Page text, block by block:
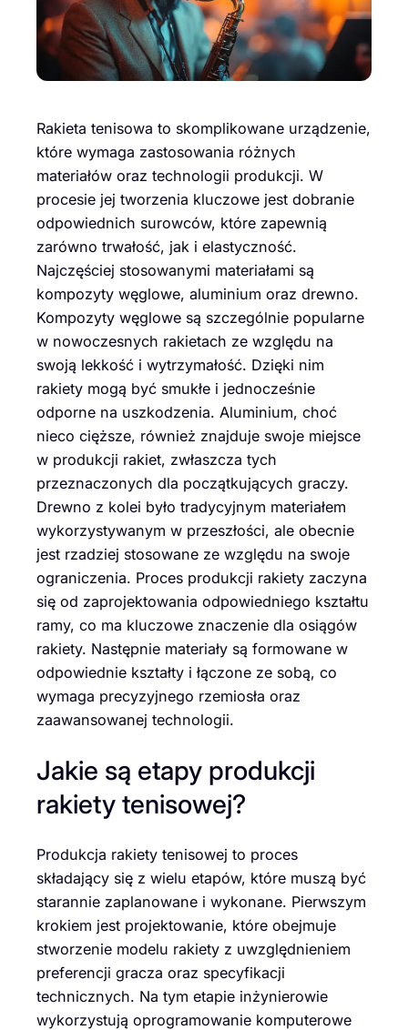
Rakieta tenisowa to skomplikowane urządzenie,
które wymaga zastosowania różnych
materiałów oraz technologii produkcji. W
procesie jej tworzenia kluczowe jest dobranie
odpowiednich surowców, które zapewnią
zarówno trwałość, jak i elastyczność.
Najczęściej stosowanymi materiałami są
kompozyty węglowe, aluminium oraz drewno.
Kompozyty węglowe są szczególnie popularne
w nowoczesnych rakietach ze względu na
swoją lekkość i wytrzymałość. Dzięki nim
rakiety mogą być smukłe i jednocześnie
odporne na uszkodzenia. Aluminium, choć
nieco cięższe, również znajduje swoje miejsce
w produkcji rakiet, zwłaszcza tych
przeznaczonych dla początkujących graczy.
Drewno z kolei było tradycyjnym materiałem
wykorzystywanym w przeszłości, ale obecnie
jest rzadziej stosowane ze względu na swoje
ograniczenia. Proces produkcji rakiety zaczyna
się od zaprojektowania odpowiedniego kształtu
ramy, co ma kluczowe znaczenie dla osiągów
rakiety. Następnie materiały są formowane w
odpowiednie kształty i łączone ze sobą, co
wymaga precyzyjnego rzemiosła oraz
zaawansowanej technologii.
Jakie są etapy produkcji
rakiety tenisowej?
Produkcja rakiety tenisowej to proces
składający się z wielu etapów, które muszą być
starannie zaplanowane i wykonane. Pierwszym
krokiem jest projektowanie, które obejmuje
stworzenie modelu rakiety z uwzględnieniem
preferencji gracza oraz specyfikacji
technicznych. Na tym etapie inżynierowie
wykorzystują oprogramowanie komputerowe